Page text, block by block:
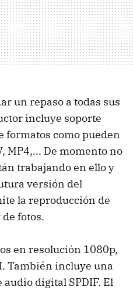
un repaso a todas sus
incluye soporte
formatos como pueden
, MP4,... De momento no
trabajando en ello y
versión del
la reproducción de
de fotos.
en resolución 1080p,
. También incluye una
audio digital SPDIF. El